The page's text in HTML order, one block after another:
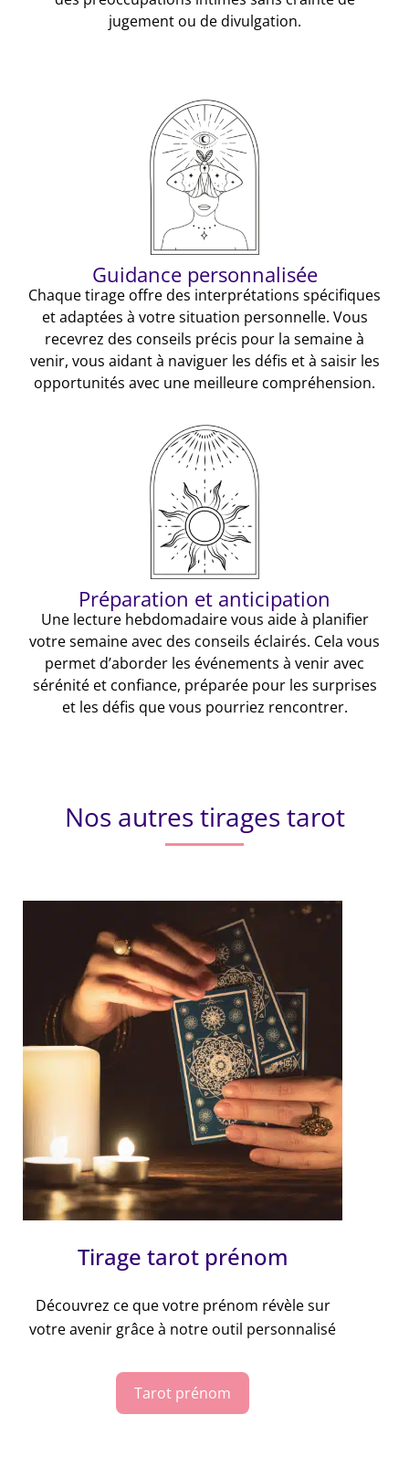
jugement ou de divulgation.
Guidance personnalisée
Chaque tirage offre des interprétations spécifiques
et adaptées à votre situation personnelle. Vous
recevrez des conseils précis pour la semaine à
venir, vous aidant à naviguer les défis et à saisir les
opportunités avec une meilleure compréhension.
Préparation et anticipation
Une lecture hebdomadaire vous aide à planifier
votre semaine avec des conseils éclairés. Cela vous
permet d’aborder les événements à venir avec
sérénité et confiance, préparée pour les surprises
et les défis que vous pourriez rencontrer.
Nos autres tirages tarot
Tirage tarot prénom
Découvrez ce que votre prénom révèle sur
votre avenir grâce à notre outil personnalisé
Tarot prénom